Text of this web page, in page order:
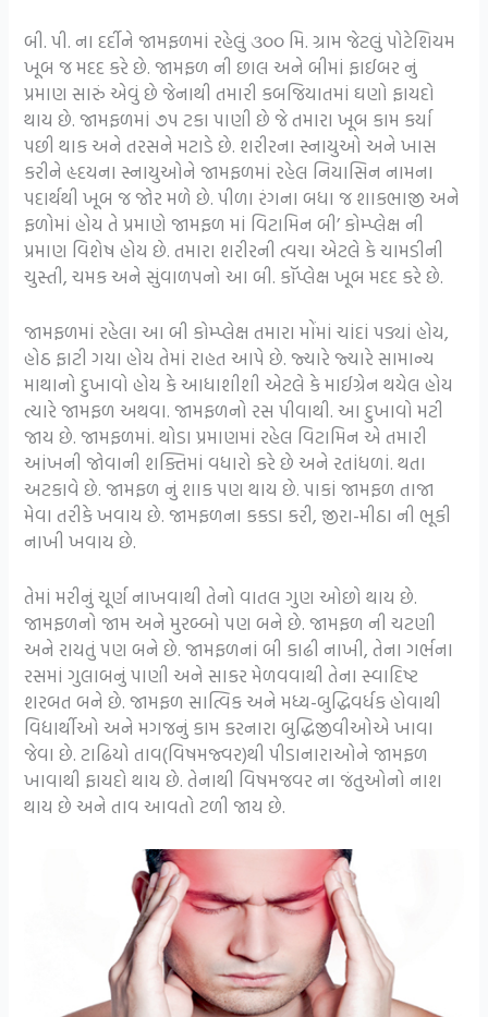
બી. પી. ના દર્દીને જામફળમાં રહેલું ૩૦૦ મિ. ગ્રામ જેટલું પોટેશિયમ
ખૂબ જ મદદ કરે છે. જામફળ ની છાલ અને બીમાં ફાઈબર નું
પ્રમાણ સારું એવું છે જેનાથી તમારી કબજિયાતમાં ઘણો ફાયદો
થાય છે. જામફળમાં ૭પ ટકા પાણી છે જે તમારા ખૂબ કામ કર્યા
પછી થાક અને તરસને મટાડે છે. શરીરના સ્નાયુઓ અને ખાસ
કરીને હૃદયના સ્નાયુઓને જામફળમાં રહેલ નિયાસિન નામના
પદાર્થથી ખૂબ જ જોર મળે છે. પીળા રંગના બધા જ શાકભાજી અને
ફળોમાં હોય તે પ્રમાણે જામફળ માં વિટામિન બી’ કોમ્પ્લેક્ષ ની
પ્રમાણ વિશેષ હોય છે. તમારા શરીરની ત્વચા એટલે કે ચામડીની
ચુસ્તી, ચમક અને સુંવાળપનો આ બી. કૉપ્લેક્ષ ખૂબ મદદ કરે છે.
જામફળમાં રહેલા આ બી કોમ્પ્લેક્ષ તમારા મોંમાં ચાંદાં પડ્યાં હોય,
હોઠ ફાટી ગયા હોય તેમાં રાહત આપે છે. જ્યારે જ્યારે સામાન્ય
માથાનો દુખાવો હોય કે આધાશીશી એટલે કે માઈગ્રેન થયેલ હોય
ત્યારે જામફળ અથવા. જામફળનો રસ પીવાથી. આ દુખાવો મટી
જાય છે. જામફળમાં. થોડા પ્રમાણમાં રહેલ વિટામિન એ તમારી
આંખની જોવાની શક્તિમાં વધારો કરે છે અને રતાંધળાં. થતા
અટકાવે છે. જામફળ નું શાક પણ થાય છે. પાકાં જામફળ તાજા
મેવા તરીકે ખવાય છે. જામફળના કકડા કરી, જીરા-મીઠા ની ભૂકી
નાખી ખવાય છે.
તેમાં મરીનું ચૂર્ણ નાખવાથી તેનો વાતલ ગુણ ઓછો થાય છે.
જામફળનો જામ અને મુરબ્બો પણ બને છે. જામફળ ની ચટણી
અને રાયતું પણ બને છે. જામફળનાં બી કાઢી નાખી, તેના ગર્ભના
રસમાં ગુલાબનું પાણી અને સાકર મેળવવાથી તેના સ્વાદિષ્ટ
શરબત બને છે. જામફળ સાત્વિક અને મધ્ય-બુદ્ધિવર્ધક હોવાથી
વિદ્યાર્થીઓ અને મગજનું કામ કરનારા બુદ્ધિજીવીઓએ ખાવા
જેવા છે. ટાઢિયો તાવ(વિષમજ્વર)થી પીડાનારાઓને જામફળ
ખાવાથી ફાયદો થાય છે. તેનાથી વિષમજવર ના જંતુઓનો નાશ
થાય છે અને તાવ આવતો ટળી જાય છે.